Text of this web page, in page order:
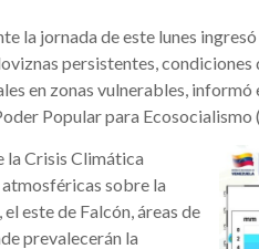
la jornada de este lunes
persistentes, condiciones
en zonas vulnerables,
Popular para Ecosocialismo
la Crisis Climática
sobre la
este de Falcón, áreas de
prevalecerán la